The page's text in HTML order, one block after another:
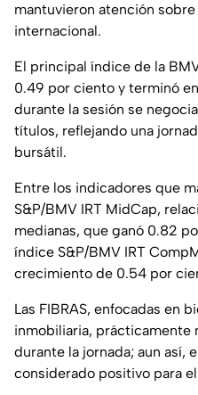
mantuvieron atención
internacional.
El principal índice de la
0.49 por ciento y terminó
durante la sesión se
títulos, reflejando una
bursátil.
Entre los indicadores que
S&P/BMV IRT MidCap,
medianas, que ganó 0.82
índice S&P/BMV IRT
crecimiento de 0.54 por
Las FIBRAS, enfocadas en
inmobiliaria, prácticamente
durante la jornada; aun así,
considerado positivo para